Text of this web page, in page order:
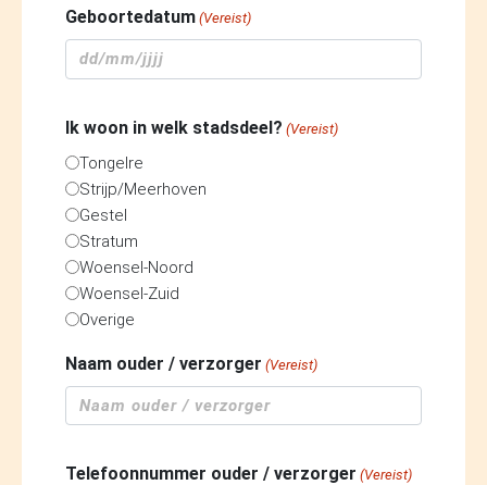
Geboortedatum (Vereist)
DD
MM
slash
JJJJ
Ik woon in welk stadsdeel? (Vereist)
Tongelre
Strijp/Meerhoven
Gestel
Stratum
Woensel-Noord
Woensel-Zuid
Overige
Naam ouder / verzorger (Vereist)
Telefoonnummer ouder / verzorger (Vereist)